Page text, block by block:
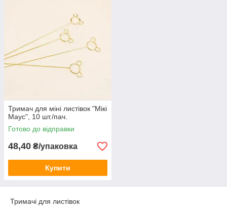
Тримач для міні листівок "Мікі
Маус", 10 шт./пач.
Готово до відправки
48,40 ₴/упаковка
Купити
Тримачі для листівок